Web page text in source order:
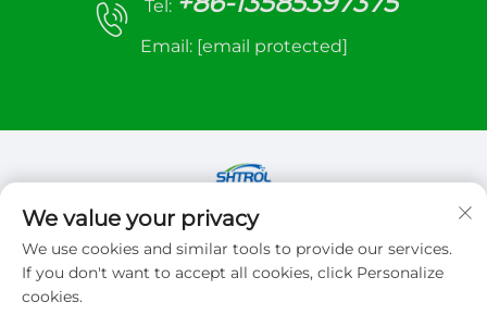
Tel:
Email: [email protected]
Copyright © 2026 Xuzhou sanhe automatic
control equipment Co.,LTD. Bütün hüquqlar
qorunur
We value your privacy
We use cookies and similar tools to provide our services.
If you don't want to accept all cookies, click Personalize
cookies.